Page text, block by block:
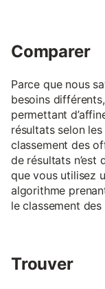
Comparer
Parce que nous
besoins
permettant
résultats selon
classement des
de résultats n’est
que vous utilisez
algorithme
le classement
Trouver